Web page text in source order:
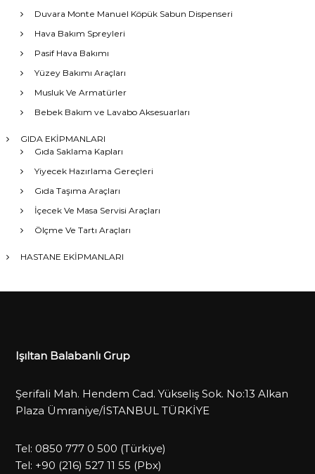
Duvara Monte Manuel Köpük Sabun Dispenseri
Hava Bakım Spreyleri
Pasif Hava Bakımı
Yüzey Bakımı Araçları
Musluk Ve Armatürler
Bebek Bakım ve Lavabo Aksesuarları
GIDA EKİPMANLARI
Gıda Saklama Kapları
Yiyecek Hazırlama Gereçleri
Gıda Taşıma Araçları
İçecek Ve Masa Servisi Araçları
Ölçme Ve Tartı Araçları
HASTANE EKİPMANLARI
Işıltan Balabanlı Grup
Şerifali Mah. Hendem Cad. Yükseliş Sok. No:13 Alkan
Plaza Ümraniye/İSTANBUL TÜRKİYE
Tel: 0850 777 0 500 (Türkiye)
Tel: +90 (216) 527 11 55 (Pbx)